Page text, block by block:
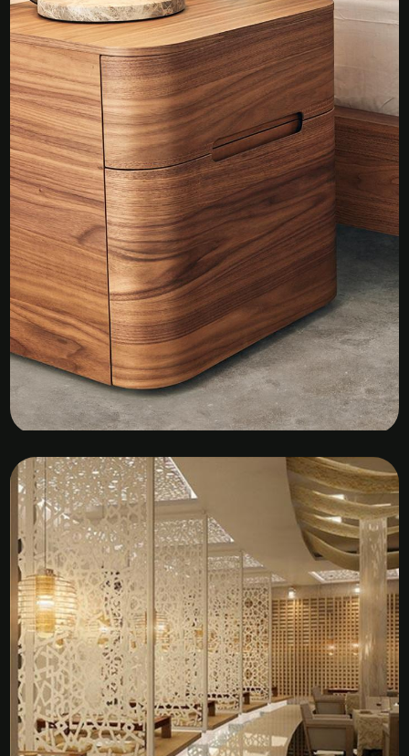
Kệ Tủ Gỗ Veneer